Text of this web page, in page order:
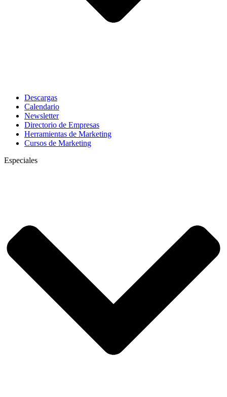
Descargas
Calendario
Newsletter
Directorio de Empresas
Herramientas de Marketing
Cursos de Marketing
Especiales